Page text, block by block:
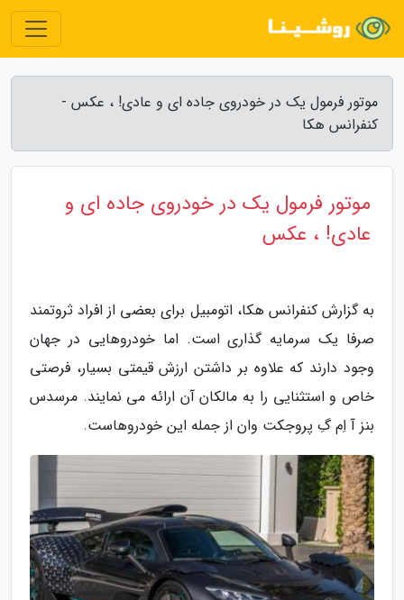
موتور فرمول یک در خودروی جاده ای و عادی! ، عکس -
کنفرانس هکا
موتور فرمول یک در خودروی جاده ای و
عادی! ، عکس
به گزارش کنفرانس هکا، اتومبیل برای بعضی از افراد ثروتمند
صرفا یک سرمایه گذاری است. اما خودروهایی در جهان
وجود دارند که علاوه بر داشتن ارزش قیمتی بسیار، فرصتی
خاص و استثنایی را به مالکان آن ارائه می نمایند. مرسدس
بنز آ اِم گِ پروجکت وان از جمله این خودروهاست.